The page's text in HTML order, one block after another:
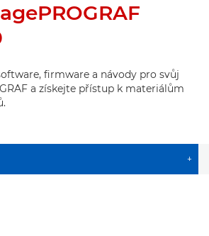
firmware a návody pro svůj
a získejte přístup k materiálům
+